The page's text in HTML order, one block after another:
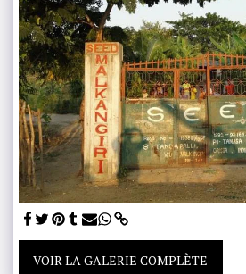
VOIR LA GALERIE COMPLÈTE